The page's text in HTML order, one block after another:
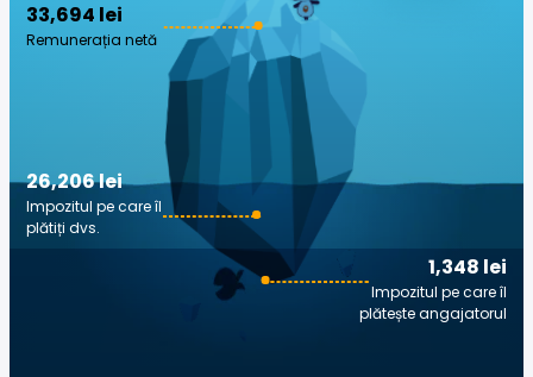
33,694 lei
Remunerația netă
1,348 lei
Impozitul pe care îl
plătește angajatorul
26,206 lei
Impozitul pe care îl
plătiți dvs.